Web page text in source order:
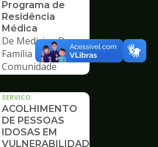
Programa de
Residência
Médica
De Medicina De
Família e
Comunidade
SERVICO
ACOLHIMENTO
DE PESSOAS
IDOSAS EM
VULNERABILIDADE